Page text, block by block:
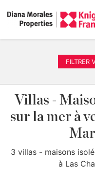
FILTRER
Villas -
sur la mer à
3 villas - maisons
à Las